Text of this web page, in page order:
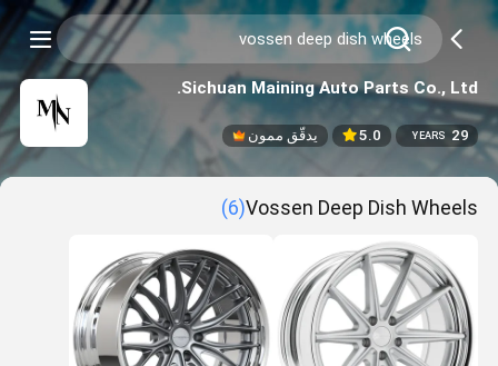
Sichuan Maining Auto Parts Co., Ltd.
29
YEARS
5.0 يدقّق ممون
Vossen Deep Dish Wheels
(6)